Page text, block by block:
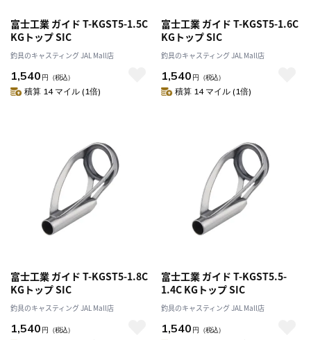
富士工業 ガイド T-KGST5-1.5C
KGトップ SIC
釣具のキャスティング JAL Mall店
1,540 円 （税込）
積算 14 マイル (1倍)
富士工業 ガイド T-KGST5-1.6C
KGトップ SIC
釣具のキャスティング JAL Mall店
1,540 円 （税込）
積算 14 マイル (1倍)
富士工業 ガイド T-KGST5-1.8C
KGトップ SIC
釣具のキャスティング JAL Mall店
1,540 円 （税込）
富士工業 ガイド T-KGST5.5-
1.4C KGトップ SIC
釣具のキャスティング JAL Mall店
1,540 円 （税込）